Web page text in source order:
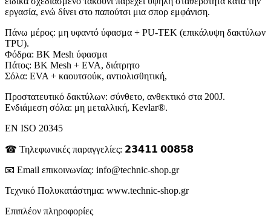
εργασία, ενώ δίνει στο παπούτσι μια σπορ εμφάνιση.
Πάνω μέρος: μη υφαντό ύφασμα + PU-TEK (επικάλυψη δακτύλων
TPU).
Φόδρα: BK Mesh ύφασμα
Πάτος: BK Mesh + EVA, διάτρητο
Σόλα: EVA + καουτσούκ, αντιολισθητική,
Προστατευτικό δακτύλων: σύνθετο, ανθεκτικό στα 200J.
Ενδιάμεση σόλα: μη μεταλλική, Kevlar®.
EN ISO 20345
☎ Τηλεφωνικές παραγγελίες: 𝟮𝟯𝟰𝟭𝟭 𝟬𝟬𝟴𝟱𝟴
📧 Email επικοινωνίας: info@technic-shop.gr
Τεχνικό Πολυκατάστημα: www.technic-shop.gr
Επιπλέον πληροφορίες